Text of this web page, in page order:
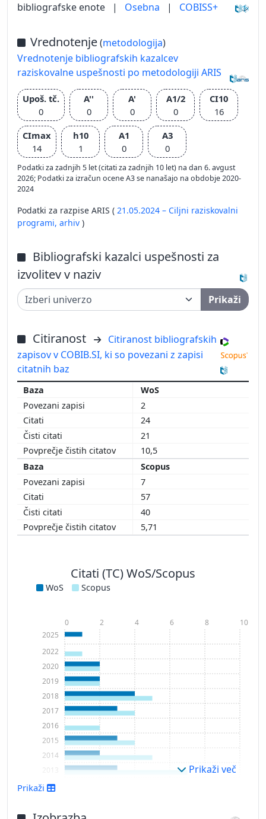
bibliografske enote
| Osebna | COBISS+
Vrednotenje(metodologija)
Vrednotenje bibliografskih kazalcev
raziskovalne uspešnosti po metodologiji ARIS
Upoš. tč.
0
A''
0
A'
0
A1/2
0
CI10
16
CImax
14
h10
1
A1
0
A3
0
Podatki za zadnjih 5 let (citati za zadnjih 10 let) na dan 6. avgust
2026; Podatki za izračun ocene A3 se nanašajo na obdobje 2020-
2024
Podatki za razpise ARIS ( 21.05.2024 – Ciljni raziskovalni
programi, arhiv )
Bibliografski kazalci uspešnosti za
izvolitev v naziv
Prikaži
Citiranost
Citiranost bibliografskih
zapisov v COBIB.SI, ki so povezani z zapisi
citatnih baz
WoS
2
24
21
10,5
Scopus
7
57
40
5,71
Citati (TC) WoS/Scopus
WoS Scopus
2010
2012
2014
2015
2016
2017
2018
2019
2020
2022
2025
0 2 4 6 8 10
Prikaži več
Prikaži